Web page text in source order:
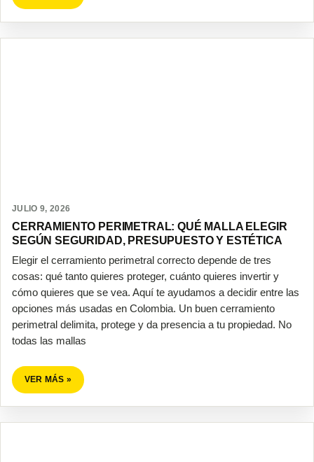
CERRAMIENTO PERIMETRAL: QUÉ MALLA ELEGIR
SEGÚN SEGURIDAD, PRESUPUESTO Y ESTÉTICA
JULIO 9, 2026
Elegir el cerramiento perimetral correcto depende de tres
cosas: qué tanto quieres proteger, cuánto quieres invertir y
cómo quieres que se vea. Aquí te ayudamos a decidir entre las
opciones más usadas en Colombia. Un buen cerramiento
perimetral delimita, protege y da presencia a tu propiedad. No
todas las mallas
VER MÁS »